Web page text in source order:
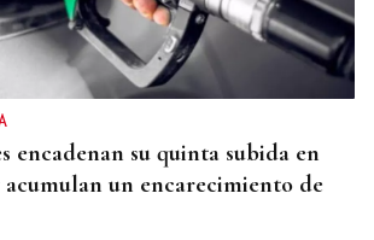
encadenan su quinta subida en
un encarecimiento de